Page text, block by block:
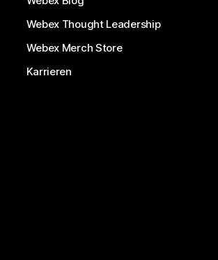
Webex Thought Leadership
Webex Merch Store
Karrieren